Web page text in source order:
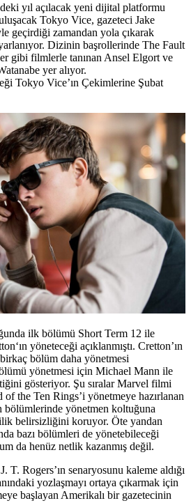
yıl açılacak yeni dijital platformu
Tokyo Vice, gazeteci Jake
geçirdiği zamandan yola çıkarak
Dizinin başrollerinde The Fault
gibi filmlerle tanınan Ansel Elgort ve
yer alıyor.
Tokyo Vice’ın Çekimlerine Şubat
ilk bölümü Short Term 12 ile
‘ın yöneteceği açıklanmıştı. Cretton’ın
bölüm daha yönetmesi
yönetmesi için Michael Mann ile
gösteriyor. Şu sıralar Marvel filmi
the Ten Rings’i yönetmeye hazırlanan
bölümlerinde yönetmen koltuğuna
belirsizliğini koruyor. Öte yandan
bazı bölümleri de yönetebileceği
da henüz netlik kazanmış değil.
T. Rogers’ın senaryosunu kaleme aldığı
yozlaşmayı ortaya çıkarmak için
başlayan Amerikalı bir gazetecinin